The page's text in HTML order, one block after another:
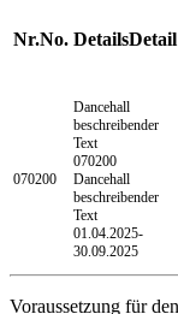
Nr.No. DetailsDetail
070200
Dancehall
beschreibender
Text
070200
Dancehall
beschreibender
Text
01.04.2025-
30.09.2025
Voraussetzung für